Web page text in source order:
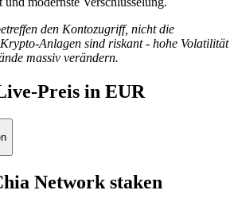
den Kontozugriff, nicht die
Anlagen sind riskant - hohe Volatilität
massiv verändern.
Preis in EUR
Network staken